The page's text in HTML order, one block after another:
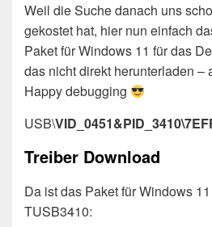
Weil die Suche danach uns
gekostet hat, hier nun einfach
Paket für Windows 11 für das
das nicht direkt herunterladen –
Happy debugging
USB\
Treiber Download
Da ist das Paket für Windows
TUSB3410: